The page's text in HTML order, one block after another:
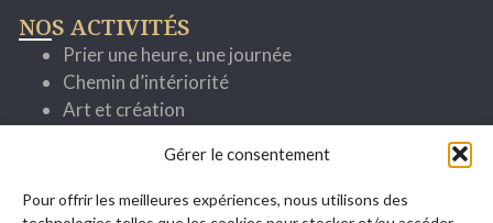
Gérer le consentement
Pour offrir les meilleures expériences, nous utilisons des
NOS ACTIVITÉS
Prier une heure, une journée
Chemin d’intériorité
Art et création
Spiritualité ignatienne
Se former pour mieux servir